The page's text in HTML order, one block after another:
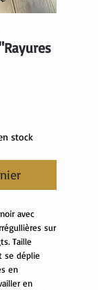
stock
avec
sur
Taille
se déplie
en
en